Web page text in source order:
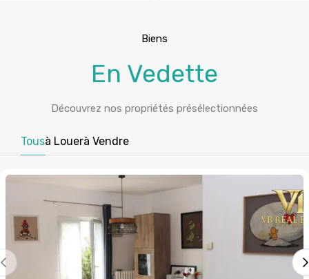
Biens
En Vedette
Découvrez nos propriétés présélectionnées
Tousà Louerà Vendre